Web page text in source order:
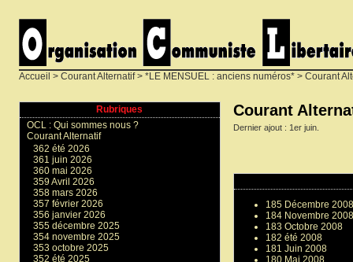
Accueil > Courant Alternatif> *LE MENSUEL : anciens numéros* > Courant
Courant
Dernier ajout : 1er juin.
185 Décembre 2008
184 Novembre 2008
183 Octobre 2008
182 été 2008
181 Juin 2008
180 Mai 2008
Rubriques
OCL : Qui sommes nous ?
Courant Alternatif
362 été 2026
361 juin 2026
360 mai 2026
359 Avril 2026
358 mars 2026
357 février 2026
356 janvier 2026
355 décembre 2025
354 novembre 2025
353 octobre 2025
352 été 2025